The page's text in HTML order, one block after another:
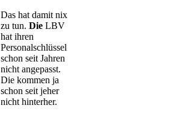
Das hat damit nix
zu tun. Die LBV
hat ihren
Personalschlüssel
schon seit Jahren
nicht angepasst.
Die kommen ja
schon seit jeher
nicht hinterher.